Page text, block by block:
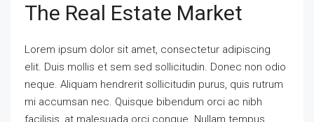
The Real Estate Market
Lorem ipsum dolor sit amet, consectetur adipiscing
elit. Duis mollis et sem sed sollicitudin. Donec non odio
neque. Aliquam hendrerit sollicitudin purus, quis rutrum
mi accumsan nec. Quisque bibendum orci ac nibh
facilisis, at malesuada orci congue. Nullam tempus